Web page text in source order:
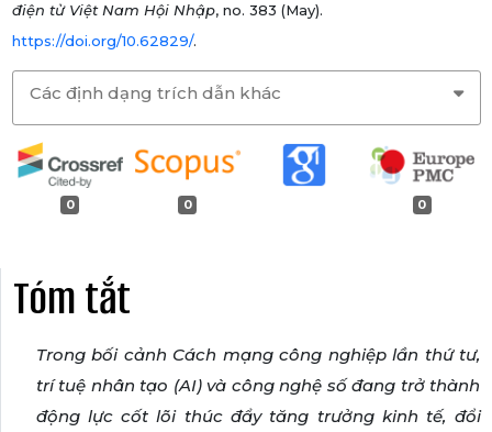
điện tử Việt Nam Hội Nhập, no. 383 (May).
https://doi.org/10.62829/.
Các định dạng trích dẫn khác
0 0 0
Tóm tắt
Trong bối cảnh Cách mạng công nghiệp lần thứ tư,
trí tuệ nhân tạo (AI) và công nghệ số đang trở thành
động lực cốt lõi thúc đẩy tăng trưởng kinh tế, đổi